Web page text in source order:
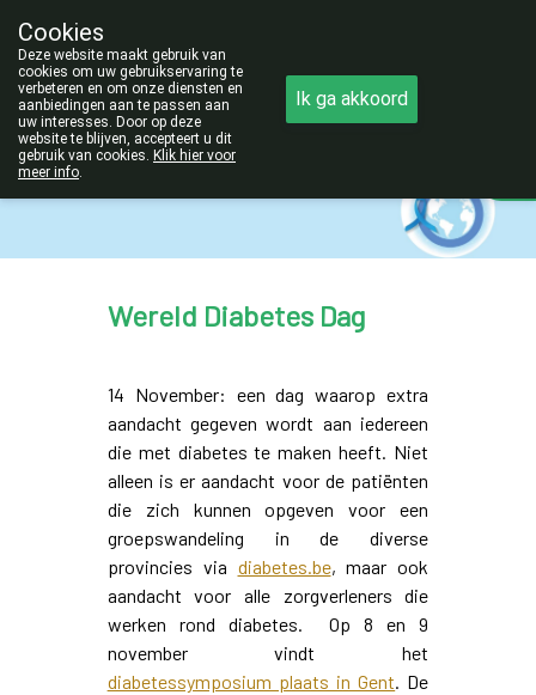
NIEUW ADRES!
011/42.25.56
Wereld Diabetes Dag
14 November: een dag waarop extra
aandacht gegeven wordt aan iedereen
die met diabetes te maken heeft. Niet
alleen is er aandacht voor de patiënten
die zich kunnen opgeven voor een
groepswandeling in de diverse
provincies via diabetes.be, maar ook
aandacht voor alle zorgverleners die
werken rond diabetes. Op 8 en 9
november vindt het
diabetessymposium plaats in Gent. De
Cookies
Deze website maakt gebruik van
cookies om uw gebruikservaring te
verbeteren en om onze diensten en
aanbiedingen aan te passen aan
uw interesses. Door op deze
website te blijven, accepteert u dit
gebruik van cookies. Klik hier voor
meer info.
Ik ga akkoord